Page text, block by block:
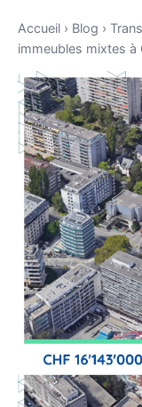
Accueil › Blog ›
immeubles mixtes à